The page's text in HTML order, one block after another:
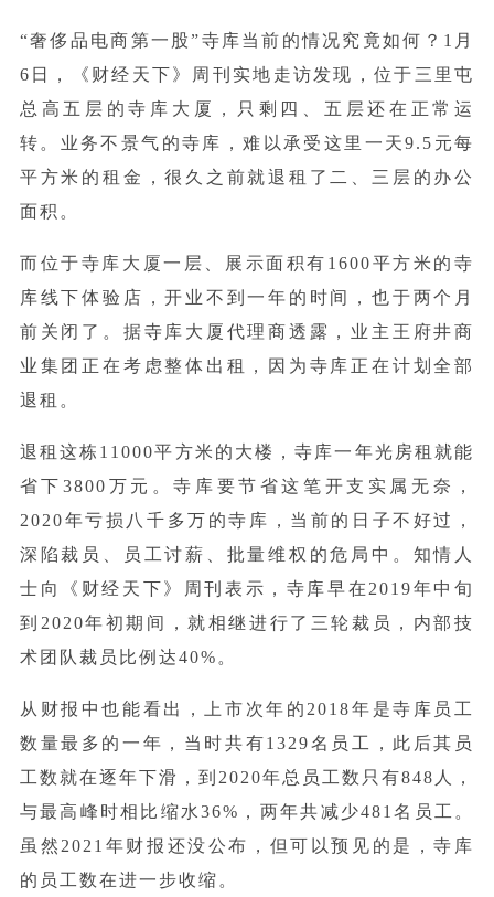
“奢侈品电商第一股”寺库当前的情况究竟如何？1月
6日，《财经天下》周刊实地走访发现，位于三里屯
总高五层的寺库大厦，只剩四、五层还在正常运
转。业务不景气的寺库，难以承受这里一天9.5元每
平方米的租金，很久之前就退租了二、三层的办公
面积。
而位于寺库大厦一层、展示面积有1600平方米的寺
库线下体验店，开业不到一年的时间，也于两个月
前关闭了。据寺库大厦代理商透露，业主王府井商
业集团正在考虑整体出租，因为寺库正在计划全部
退租。
退租这栋11000平方米的大楼，寺库一年光房租就能
省下3800万元。寺库要节省这笔开支实属无奈，
2020年亏损八千多万的寺库，当前的日子不好过，
深陷裁员、员工讨薪、批量维权的危局中。知情人
士向《财经天下》周刊表示，寺库早在2019年中旬
到2020年初期间，就相继进行了三轮裁员，内部技
术团队裁员比例达40%。
从财报中也能看出，上市次年的2018年是寺库员工
数量最多的一年，当时共有1329名员工，此后其员
工数就在逐年下滑，到2020年总员工数只有848人，
与最高峰时相比缩水36%，两年共减少481名员工。
虽然2021年财报还没公布，但可以预见的是，寺库
的员工数在进一步收缩。